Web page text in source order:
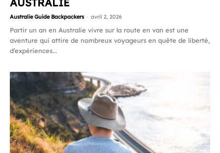
Australie Guide Backpackers - avril 2, 2026
Partir un an en Australie vivre sur la route en van est une
aventure qui attire de nombreux voyageurs en quête de liberté,
d’expériences...